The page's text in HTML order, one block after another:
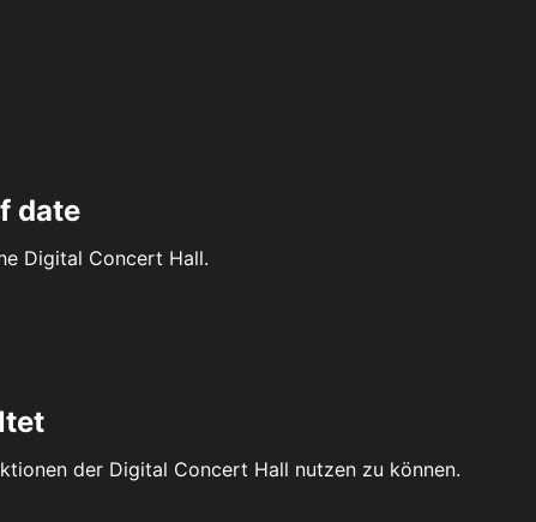
date
Digital Concert Hall.
der Digital Concert Hall nutzen zu können.